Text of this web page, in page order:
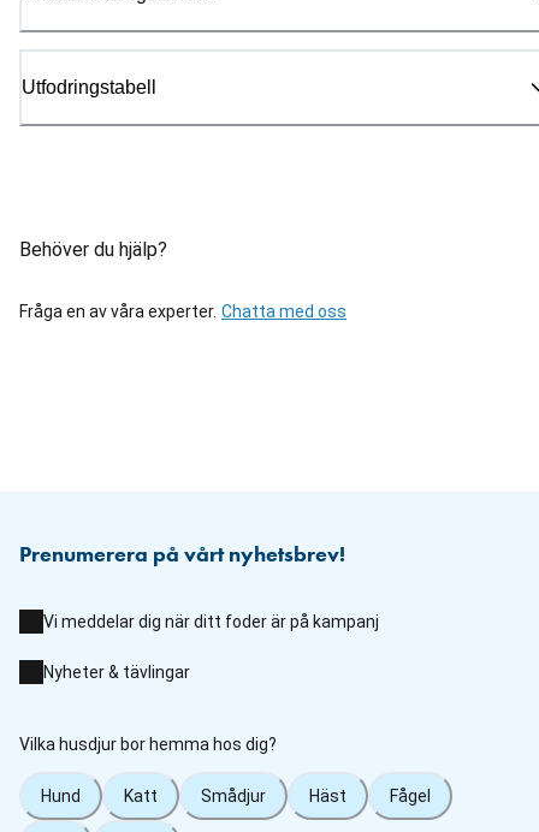
Utfodringstabell
Behöver du hjälp?
Fråga en av våra experter. Chatta med oss
Prenumerera på vårt nyhetsbrev!
Vi meddelar dig när ditt foder är på kampanj
Nyheter & tävlingar
Vilka husdjur bor hemma hos dig?
Hund Katt Smådjur Häst Fågel